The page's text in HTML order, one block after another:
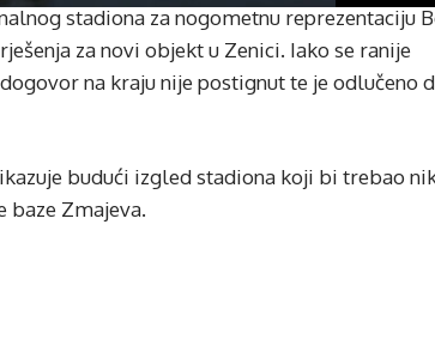
stadiona za nogometnu reprezentaciju
za novi objekt u Zenici. Iako se ranije
na kraju nije postignut te je odlučeno
budući izgled stadiona koji bi trebao
baze Zmajeva.